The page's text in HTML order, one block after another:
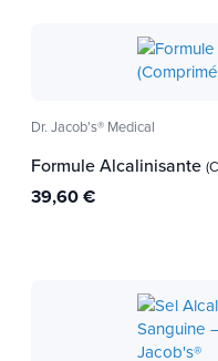
Im Allgemeinen ist
Gaswasser zu
der Geschmack
Ihre Kinder)! Tchin-
Dr. Jacob's® Medical
Formule Alcalinisante
39,60 €